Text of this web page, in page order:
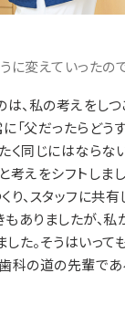
に変えていったの
は、私の考えをし
「父だったらど
く同じにはなら
考えをシフトし
り、スタッフに共
ありましたが、
た。そうはいって
歯科の道の先輩で